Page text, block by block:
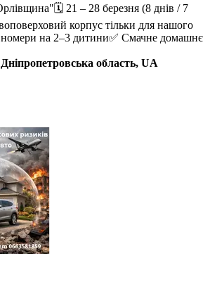
21 – 28 березня (8 днів / 7
корпус тільки для нашого
на 2–3 дитини✅ Смачне домашнє
область, UA